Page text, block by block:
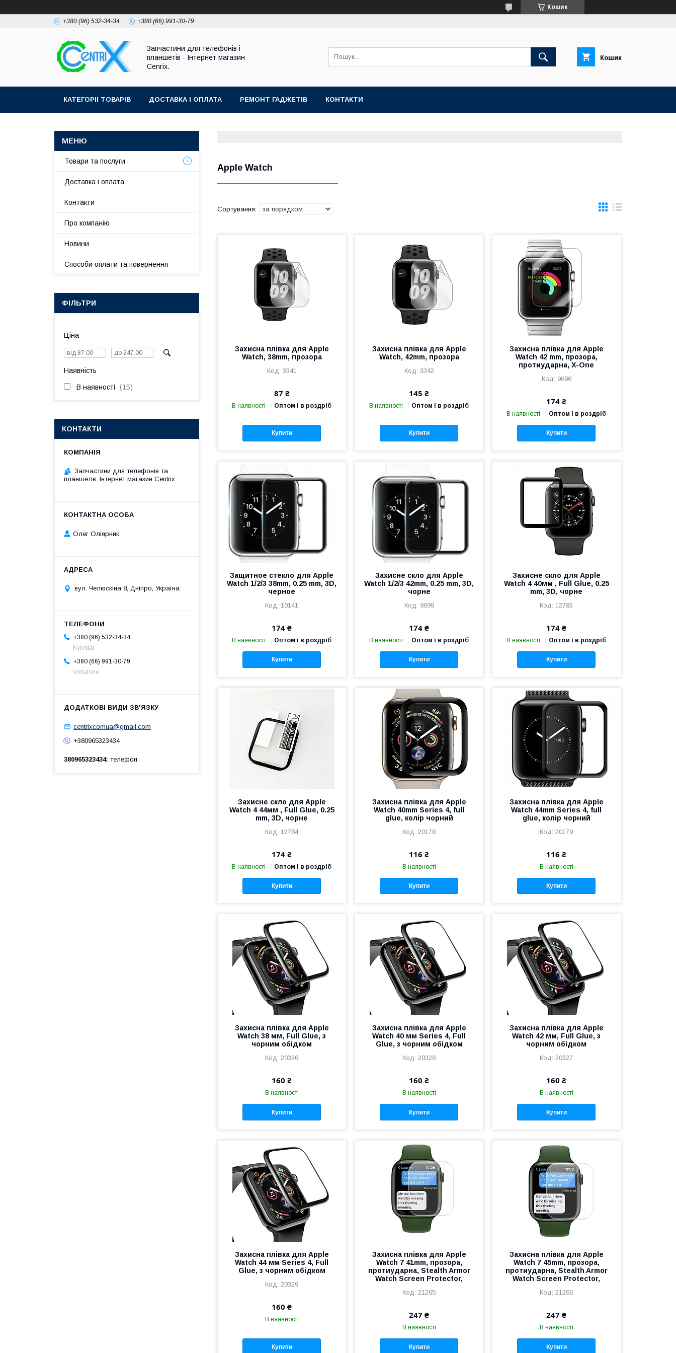
Кошик
+380 (96) 532-34-34 +380 (66) 991-30-79
Запчастини для телефонів і
планшетів - Інтернет магазин
Cenrix.
Кошик
КАТЕГОРІІ ТОВАРІВ ДОСТАВКА І ОПЛАТА РЕМОНТ ГАДЖЕТІВ КОНТАКТИ
Apple Watch
Захисна плівка для Apple
Watch, 38mm, прозора
3341
87 ₴
В наявності Оптом і в роздріб
Купити
Захисна плівка для Apple
Watch, 42mm, прозора
3342
145 ₴
В наявності Оптом і в роздріб
Купити
Захисна плівка для Apple
Watch 42 mm, прозора,
протиударна, X-One
9696
174 ₴
В наявності Оптом і в роздріб
Купити
Защитное стекло для Apple
Watch 1/2/3 38mm, 0.25 mm, 3D,
черное
10141
174 ₴
В наявності Оптом і в роздріб
Купити
Захисне скло для Apple
Watch 1/2/3 42mm, 0.25 mm, 3D,
чорне
9699
174 ₴
В наявності Оптом і в роздріб
Купити
Захисне скло для Apple
Watch 4 40мм , Full Glue, 0.25
mm, 3D, чорне
12783
174 ₴
В наявності Оптом і в роздріб
Купити
Захисне скло для Apple
Watch 4 44мм , Full Glue, 0.25
mm, 3D, чорне
12784
174 ₴
В наявності Оптом і в роздріб
Купити
Захисна плівка для Apple
Watch 40mm Series 4, full
glue, колір чорний
20178
116 ₴
В наявності
Купити
Захисна плівка для Apple
Watch 44mm Series 4, full
glue, колір чорний
20179
116 ₴
В наявності
Купити
Захисна плівка для Apple
Watch 38 мм, Full Glue, з
чорним обідком
20326
160 ₴
В наявності
Купити
Захисна плівка для Apple
Watch 40 мм Series 4, Full
Glue, з чорним обідком
20328
160 ₴
В наявності
Купити
Захисна плівка для Apple
Watch 42 мм, Full Glue, з
чорним обідком
20327
160 ₴
В наявності
Купити
Захисна плівка для Apple
Watch 44 мм Series 4, Full
Glue, з чорним обідком
20329
160 ₴
В наявності
Купити
Захисна плівка для Apple
Watch 7 41mm, прозора,
протиударна, Stealth Armor
Watch Screen Protector,
21265
247 ₴
В наявності
Купити
Захисна плівка для Apple
Watch 7 45mm, прозора,
протиударна, Stealth Armor
Watch Screen Protector,
21266
247 ₴
В наявності
Купити
Товари та послуги
Доставка і оплата
Контакти
Про компанію
Новини
Способи оплати та повернення
ФІЛЬТРИ
Ціна
Наявність
В наявності 15
КОНТАКТИ
Запчастини для телефонів та
планшетів. Інтернет магазин Centrix
Олег Оліярник
вул. Челюскіна 8, Дніпро, Україна
+380 (96) 532-34-34
Kyivstar
+380 (66) 991-30-79
Vodafone
centrixcomua@gmail.com
+380965323434
380965323434 телефон